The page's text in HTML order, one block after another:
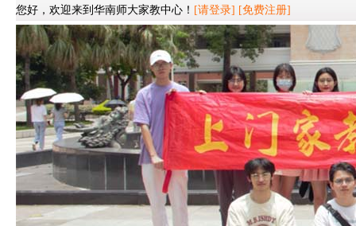
您好，欢迎来到华南师大家教中心！ [请登录] [免费注册]